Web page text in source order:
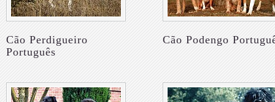
Cão Perdigueiro
Português
Cão Podengo